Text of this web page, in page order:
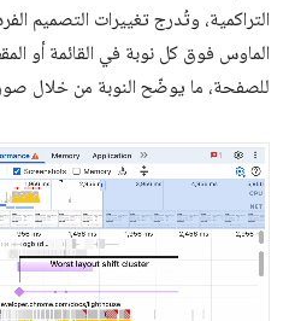
التراكمية، وتُدرج تغييرات التصميم
الماوس فوق كل نوبة في القائمة أو
للصفحة، ما يوضّح النوبة من خلال